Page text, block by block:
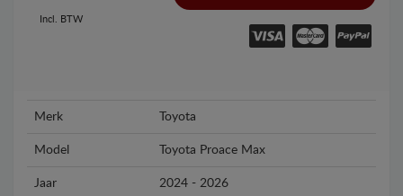
Incl. BTW
Merk Toyota
Model Toyota Proace Max
Jaar 2024 - 2026